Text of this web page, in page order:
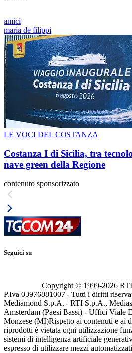
amici
maria de filippi
LE VOCI DEL COSTANZA
Costanza I di Sicilia, tra
nave green della Regione
contenuto sponsorizzato
Seguici su
Copyright © 1999-2026
P.Iva 03976881007 - Tutti i diritti
Mediamond S.p.A. - RTI S.p.A.,
Amsterdam (Paesi Bassi) - Uffici Viale
Monzese (MI)Rispetto ai contenuti e ai
riprodotti è vietata ogni utilizzazione
sistemi di intelligenza artificiale
espresso di utilizzare mezzi